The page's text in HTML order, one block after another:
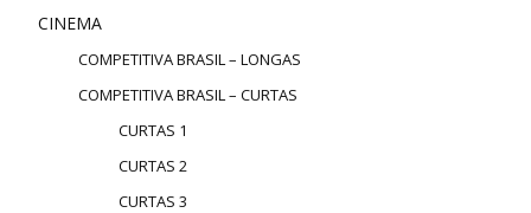
CINEMA
COMPETITIVA BRASIL – LONGAS
COMPETITIVA BRASIL – CURTAS
CURTAS 1
CURTAS 2
CURTAS 3